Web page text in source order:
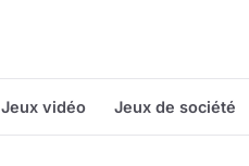
Jeux vidéo Jeux de société